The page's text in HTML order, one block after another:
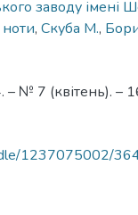
заводу імені
ноти, Скуба М.,
– № 7 (квітень). –
1237075002/